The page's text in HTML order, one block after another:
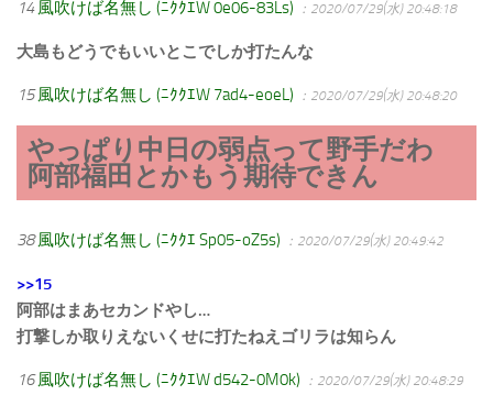
14 風吹けば名無し (ﾆｸｸｴW 0e06-83Ls) ：2020/07/29(水) 20:48:18
大島もどうでもいいとこでしか打たんな
15 風吹けば名無し (ﾆｸｸｴW 7ad4-eoeL) ：2020/07/29(水) 20:48:20
やっぱり中日の弱点って野手だわ
阿部福田とかもう期待できん
38 風吹けば名無し (ﾆｸｸｴ Sp05-oZ5s) ：2020/07/29(水) 20:49:42
>>15
阿部はまあセカンドやし…
打撃しか取りえないくせに打たねえゴリラは知らん
16 風吹けば名無し (ﾆｸｸｴW d542-0M0k) ：2020/07/29(水) 20:48:29